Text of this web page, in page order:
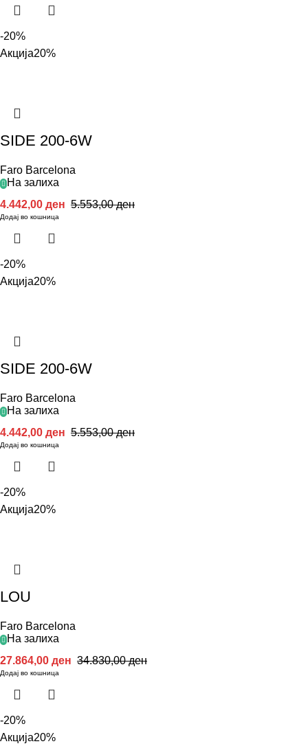
-20%
Акција20%
SIDE 200-6W
Faro Barcelona
На залиха
5.553,00ден
4.442,00 ден
Додај во кошница
-20%
Акција20%
SIDE 200-6W
Faro Barcelona
На залиха
5.553,00ден
4.442,00 ден
Додај во кошница
-20%
Акција20%
LOU
Faro Barcelona
На залиха
34.830,00ден
27.864,00 ден
Додај во кошница
-20%
Акција20%